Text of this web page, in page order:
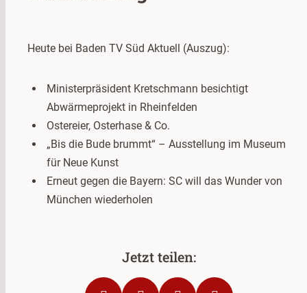
Heute bei Baden TV Süd Aktuell (Auszug):
Ministerpräsident Kretschmann besichtigt
Abwärmeprojekt in Rheinfelden
Ostereier, Osterhase & Co.
„Bis die Bude brummt“ – Ausstellung im Museum
für Neue Kunst
Erneut gegen die Bayern: SC will das Wunder von
München wiederholen